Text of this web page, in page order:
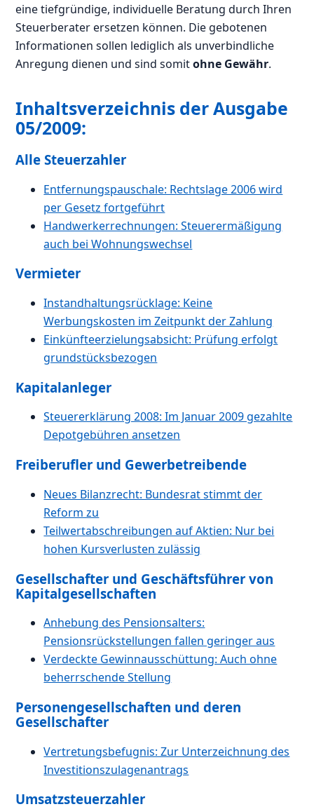
eine tiefgründige, individuelle Beratung durch Ihren
Steuerberater ersetzen können. Die gebotenen
Informationen sollen lediglich als unverbindliche
Anregung dienen und sind somitohne Gewähr.
Inhaltsverzeichnis der Ausgabe
05/2009:
Alle Steuerzahler
Entfernungspauschale: Rechtslage 2006 wird
per Gesetz fortgeführt
Handwerkerrechnungen: Steuerermäßigung
auch bei Wohnungswechsel
Vermieter
Instandhaltungsrücklage: Keine
Werbungskosten im Zeitpunkt der Zahlung
Einkünfteerzielungsabsicht: Prüfung erfolgt
grundstücksbezogen
Kapitalanleger
Steuererklärung 2008: Im Januar 2009 gezahlte
Depotgebühren ansetzen
Freiberufler und Gewerbetreibende
Neues Bilanzrecht: Bundesrat stimmt der
Reform zu
Teilwertabschreibungen auf Aktien: Nur bei
hohen Kursverlusten zulässig
Gesellschafter und Geschäftsführer von
Kapitalgesellschaften
Anhebung des Pensionsalters:
Pensionsrückstellungen fallen geringer aus
Verdeckte Gewinnausschüttung: Auch ohne
beherrschende Stellung
Personengesellschaften und deren
Gesellschafter
Vertretungsbefugnis: Zur Unterzeichnung des
Investitionszulagenantrags
Umsatzsteuerzahler